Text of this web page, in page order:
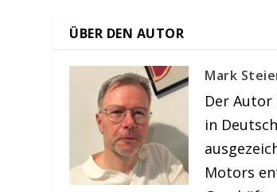
ÜBER DEN AUTOR
Mark
Der Autor
in
Motors